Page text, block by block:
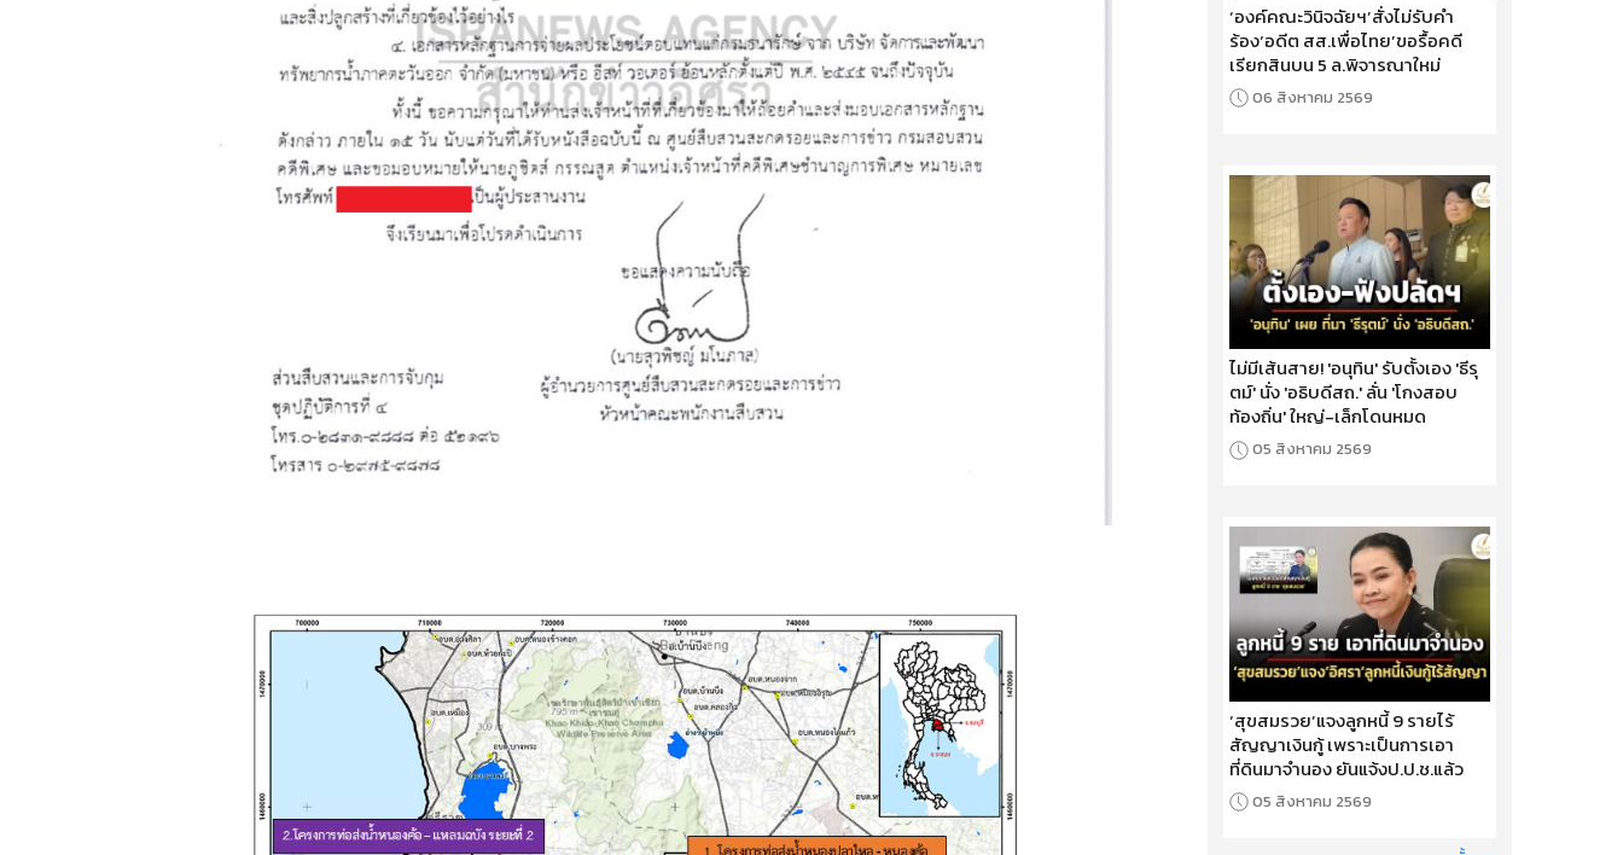
‘องค์คณะวินิจฉัยฯ’สั่งไม่รับคำ
ร้อง‘อดีต สส.เพื่อไทย’ขอรื้อคดี
เรียกสินบน 5 ล.พิจารณาใหม่
06 สิงหาคม 2569
ไม่มีเส้นสาย! 'อนุทิน' รับตั้งเอง 'ธีรุ
ตม์' นั่ง 'อธิบดีสถ.' ลั่น 'โกงสอบ
ท้องถิ่น' ใหญ่-เล็กโดนหมด
05 สิงหาคม 2569
‘สุขสมรวย’แจงลูกหนี้ 9 รายไร้
สัญญาเงินกู้ เพราะเป็นการเอา
ที่ดินมาจำนอง ยันแจ้งป.ป.ช.แล้ว
05 สิงหาคม 2569